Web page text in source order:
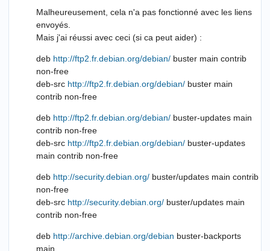
Malheureusement, cela n'a pas fonctionné avec les liens
envoyés.
Mais j'ai réussi avec ceci (si ca peut aider) :
deb http://ftp2.fr.debian.org/debian/ buster main contrib
non-free
deb-src http://ftp2.fr.debian.org/debian/ buster main
contrib non-free
deb http://ftp2.fr.debian.org/debian/ buster-updates main
contrib non-free
deb-src http://ftp2.fr.debian.org/debian/ buster-updates
main contrib non-free
deb http://security.debian.org/ buster/updates main contrib
non-free
deb-src http://security.debian.org/ buster/updates main
contrib non-free
deb http://archive.debian.org/debian buster-backports
main